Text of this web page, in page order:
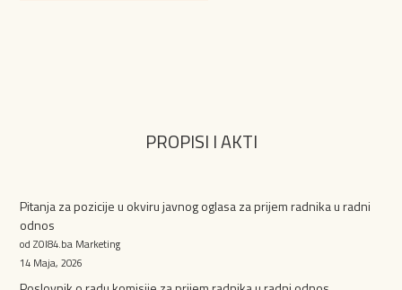
PROPISI I AKTI
Pitanja za pozicije u okviru javnog oglasa za prijem radnika u radni
odnos
od ZOI84.ba Marketing
14 Maja, 2026